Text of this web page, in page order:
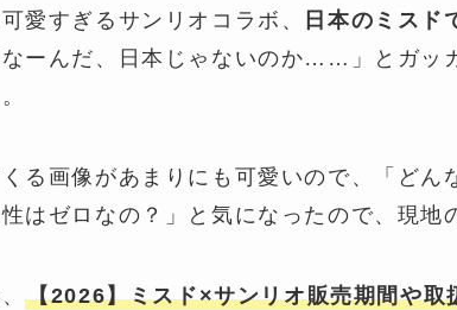
愛すぎるサンリオコラボ、 日本のミスド
ーんだ、日本じゃないのか……」とガッ
る画像があまりにも可愛いので、「どん
はゼロなの？」と気になったので、現地
【2026】ミスド×サンリオ販売期間や取